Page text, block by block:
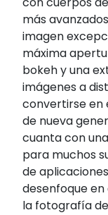
más
imagen
máxima
bokeh y una
imágenes a
convertirse en
de nueva
cuanta con
para muchos
de
desenfoque
la fotografía